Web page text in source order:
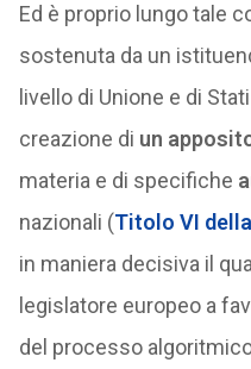
Ed è proprio lungo tale
sostenuta da un
livello di Unione e di
creazione di un
materia e di specifiche
nazionali (Titolo VI
in maniera decisiva il
legislatore europeo a
del processo